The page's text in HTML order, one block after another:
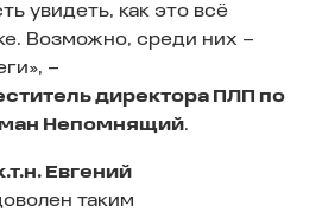
увидеть, как это всё
Возможно, среди них –
–
директора ПЛП по
Непомнящий.
Евгений
таким